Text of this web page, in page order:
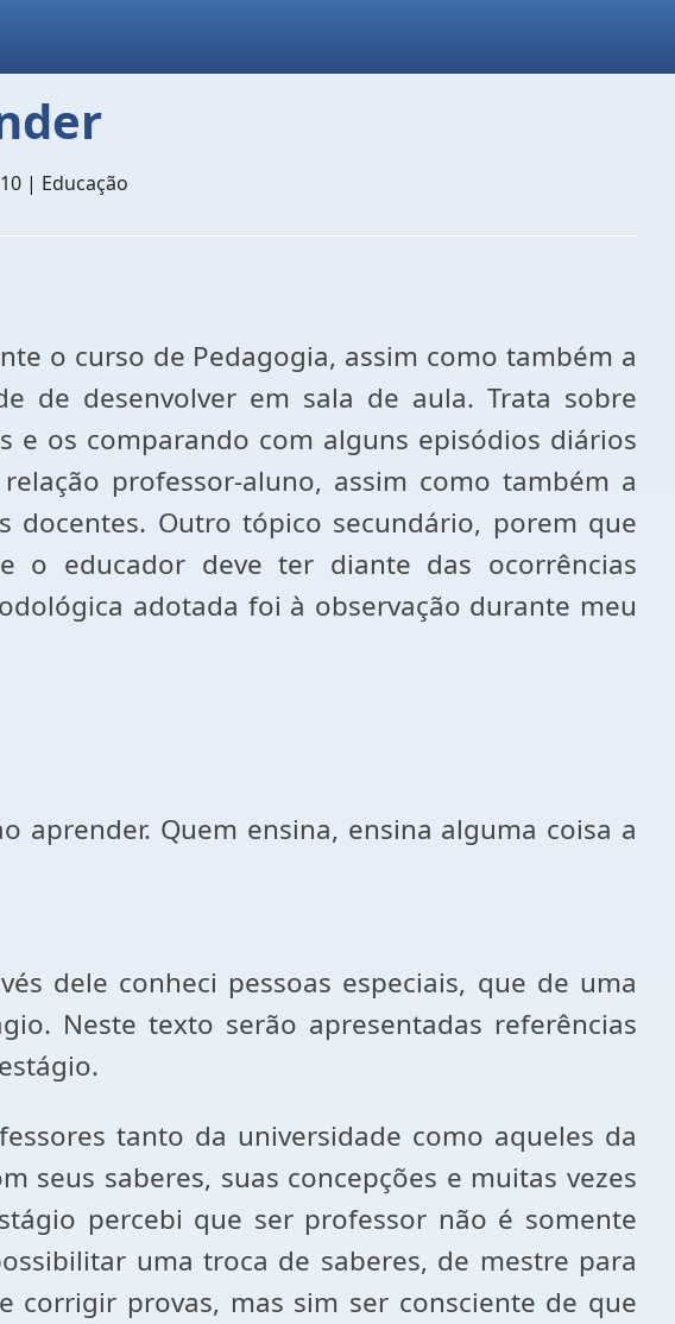
| Educação
o curso de Pedagogia, assim como também a
de desenvolver em sala de aula. Trata sobre
e os comparando com alguns episódios diários
professor-aluno, assim como também a
docentes. Outro tópico secundário, porem que
o educador deve ter diante das ocorrências
adotada foi à observação durante meu
aprender. Quem ensina, ensina alguma coisa a
dele conheci pessoas especiais, que de uma
Neste texto serão apresentadas referências
tanto da universidade como aqueles da
seus saberes, suas concepções e muitas vezes
percebi que ser professor não é somente
uma troca de saberes, de mestre para
corrigir provas, mas sim ser consciente de que